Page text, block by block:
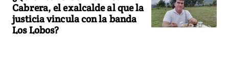
Cabrera, el exalcalde al que la
justicia vincula con la banda
Los Lobos?